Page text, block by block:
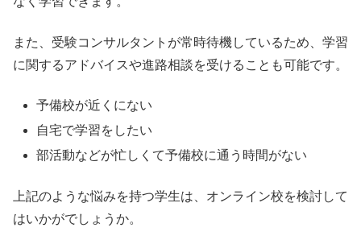
また、受験コンサルタントが常時待機しているため、学習
に関するアドバイスや進路相談を受けることも可能です。
予備校が近くにない
自宅で学習をしたい
部活動などが忙しくて予備校に通う時間がない
上記のような悩みを持つ学生は、オンライン校を検討して
はいかがでしょうか。